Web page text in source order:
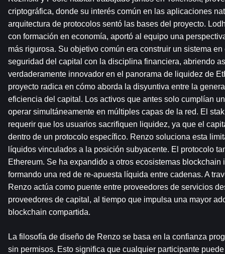
criptográfica, donde su interés común en las aplicaciones
arquitectura de protocolos sentó las bases del proyecto.
con formación en economía, aportó al equipo una
más rigurosa. Su objetivo común era construir un sistema
seguridad del capital con la disciplina financiera, abriendo
verdaderamente innovador en el panorama de liquidez de
proyecto radica en cómo aborda la disyuntiva entre la
eficiencia del capital. Los activos que antes solo cumplían
operar simultáneamente en múltiples capas de la red. El
requerir que los usuarios sacrifiquen liquidez, ya que el
dentro de un protocolo específico. Renzo soluciona esta
líquidos vinculados a la posición subyacente. El protocolo
Ethereum. Se ha expandido a otros ecosistemas blockchain
formando una red de re-apuesta líquida entre cadenas. A
Renzo actúa como puente entre proveedores de servicios
proveedores de capital, al tiempo que impulsa una mayor
blockchain compartida.
La filosofía de diseño de Renzo se basa en la confianza
sin permisos. Esto significa que cualquier participante